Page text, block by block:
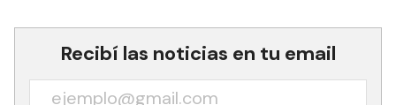
Recibí las noticias en tu email